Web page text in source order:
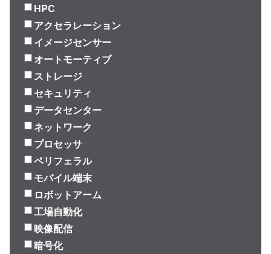
HPC
アクセラレーション
イメージセンサー
オートモーティブ
ストレージ
セキュリティ
データセンター
ネットワーク
プロセッサ
ペリフェラル
モバイル端末
ロボットアーム
工場自動化
映像配信
暗号化